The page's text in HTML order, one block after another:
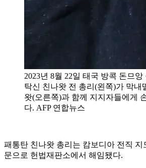
2023년 8월 22일 태국 방콕 돈므
탁신 친나왓 전 총리(왼쪽)가 막내
왓(오른쪽)과 함께 지지자들에게
다. AFP 연합뉴스
패통탄 친나왓 총리는 캄보디아 전직
문으로 헌법재판소에서 해임됐다.